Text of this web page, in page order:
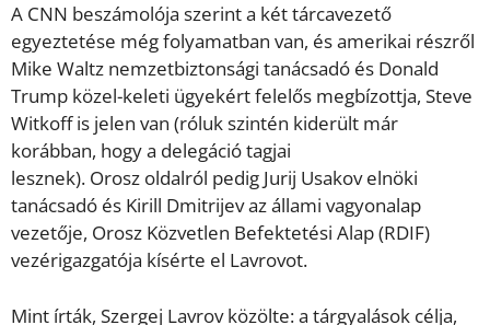
A CNN beszámolója szerint a két tárcavezető
egyeztetése még folyamatban van, és amerikai részről
Mike Waltz nemzetbiztonsági tanácsadó és Donald
Trump közel-keleti ügyekért felelős megbízottja, Steve
Witkoff is jelen van (róluk szintén kiderült már
korábban, hogy a delegáció tagjai
lesznek). Orosz oldalról pedig Jurij Usakov elnöki
tanácsadó és Kirill Dmitrijev az állami vagyonalap
vezetője, Orosz Közvetlen Befektetési Alap (RDIF)
vezérigazgatója kísérte el Lavrovot.
Mint írták, Szergej Lavrov közölte: a tárgyalások célja,